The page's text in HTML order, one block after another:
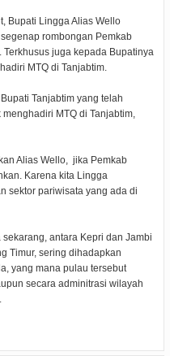
Bupati Lingga Alias Wello
rombongan Pemkab
juga kepada Bupatinya
MTQ di Tanjabtim.
Tanjabtim yang telah
MTQ di Tanjabtim,
Alias Wello, jika Pemkab
Karena kita Lingga
sektor pariwisata yang ada di
antara Kepri dan Jambi
Timur, sering dihadapkan
yang mana pulau tersebut
secara adminitrasi wilayah